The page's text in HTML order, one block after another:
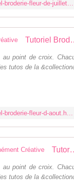
http://www.passionnementcreative.fr/2014/07/tutoriel-broderie-fleur-de-juillet.html
Tutoriel Broderie
point de croix.
tutos de la
http://www.passionnementcreative.fr/2014/08/tutoriel-broderie-fleur-d-aout.html
Tutoriel Broderie -
point de croix.
tutos de la